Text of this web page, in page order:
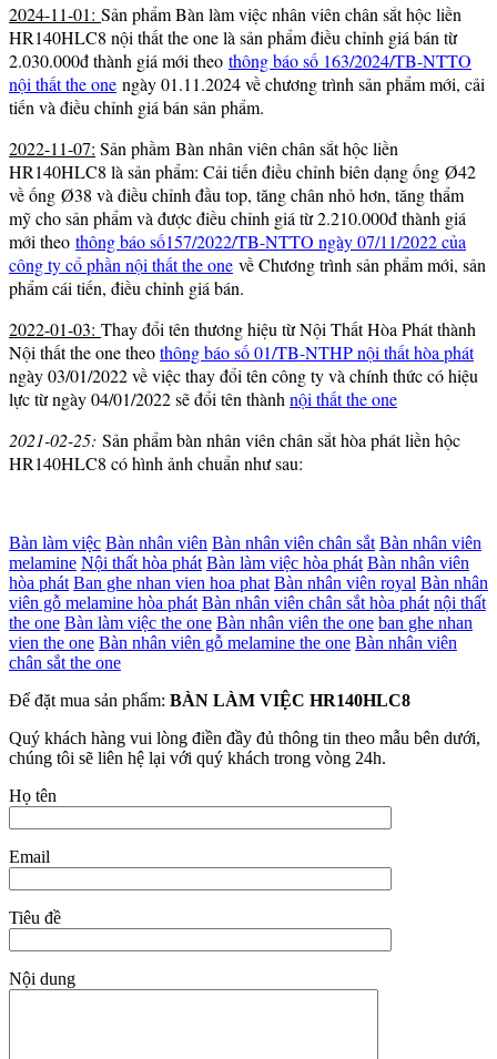
2024-11-01: Sản phẩm Bàn làm việc nhân viên chân sắt hộc liền
HR140HLC8 nội thất the one là sản phẩm điều chỉnh giá bán từ
2.030.000đ thành giá mới theo thông báo số 163/2024/TB-NTTO
nội thất the one ngày 01.11.2024 về chương trình sản phẩm mới, cải
tiến và điều chỉnh giá bán sản phẩm.
2022-11-07: Sản phầm Bàn nhân viên chân sắt hộc liền
HR140HLC8 là sản phẩm: Cải tiến điều chỉnh biên dạng ống Ø42
về ống Ø38 và điều chỉnh đầu top, tăng chân nhỏ hơn, tăng thẩm
mỹ cho sản phẩm và được điều chỉnh giá từ 2.210.000đ thành giá
mới theo thông báo số157/2022/TB-NTTO ngày 07/11/2022 của
công ty cổ phần nội thất the one về Chương trình sản phẩm mới, sản
phẩm cái tiến, điều chỉnh giá bán.
2022-01-03: Thay đổi tên thương hiệu từ Nội Thất Hòa Phát thành
Nội thất the one theothông báo số 01/TB-NTHP nội thất hòa phát
ngày 03/01/2022 về việc thay đổi tên công ty và chính thức có hiệu
lực từ ngày 04/01/2022 sẽ đổi tên thành nội thất the one
2021-02-25: Sản phẩm bàn nhân viên chân sắt hòa phát liền hộc
HR140HLC8 có hình ảnh chuẩn như sau:
Bàn làm việc Bàn nhân viên Bàn nhân viên chân sắt Bàn nhân viên
melamine Nội thất hòa phát Bàn làm việc hòa phát Bàn nhân viên
hòa phát Ban ghe nhan vien hoa phat Bàn nhân viên royal Bàn nhân
viên gỗ melamine hòa phát Bàn nhân viên chân sắt hòa phát nội thất
the one Bàn làm việc the one Bàn nhân viên the one ban ghe nhan
vien the one Bàn nhân viên gỗ melamine the one Bàn nhân viên
chân sắt the one
Để đặt mua sản phẩm: BÀN LÀM VIỆC HR140HLC8
Quý khách hàng vui lòng điền đầy đủ thông tin theo mẫu bên dưới,
chúng tôi sẽ liên hệ lại với quý khách trong vòng 24h.
Họ tên
Email
Tiêu đề
Nội dung